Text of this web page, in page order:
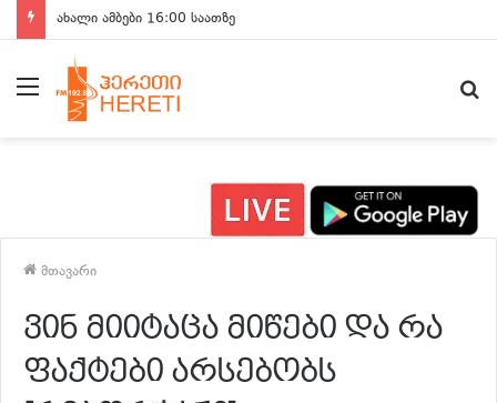
ახალი ამბები 16:00 საათზე
მენიუ
მთავარი
ვინ მიიტაცა მიწები და რა
ფაქტები არსებობს